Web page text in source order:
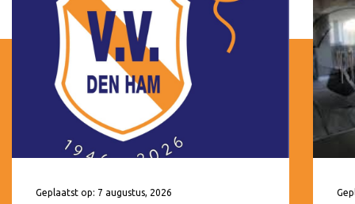
Geplaatst op: 7 augustus, 2026